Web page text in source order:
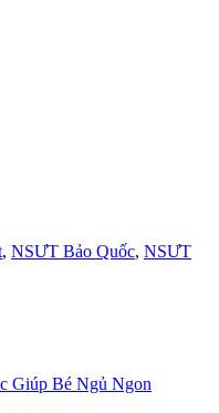
, NSƯT Bảo Quốc, NSƯT
Giúp Bé Ngủ Ngon